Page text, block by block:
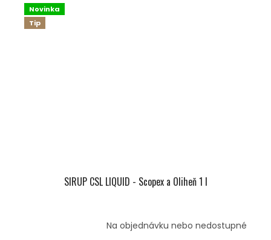
Novinka
Tip
SIRUP CSL LIQUID - Scopex a Oliheň 1 l
Na objednávku nebo nedostupné